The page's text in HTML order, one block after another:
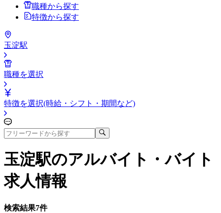
職種から探す
特徴から探す
玉淀駅
職種を選択
特徴を選択(時給・シフト・期間など)
玉淀駅のアルバイト・バイト
求人情報
検索結果7件